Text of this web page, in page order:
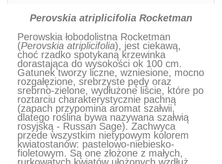
Perovskia atriplicifolia Rocketman
Perowskia łobodolistna Rocketman
(Perovskia atriplicifolia), jest ciekawą,
choć rzadko spotykaną krzewinka
dorastająca do wysokości ok 100 cm.
Gatunek tworzy liczne, wzniesione, mocno
rozgałęzione, srebrzyste pędy oraz
srebrno-zielone, wydłużone liście, które po
roztarciu charakterystycznie pachną
(zapach przypomina aromat szałwii,
dlatego roślina bywa nazywana szałwią
rosyjską - Russan Sage). Zachwyca
przede wszystkim nietypowym kolorem
kwiatostanów: pastelowo-niebiesko-
fioletowym. Są one złożone z małych,